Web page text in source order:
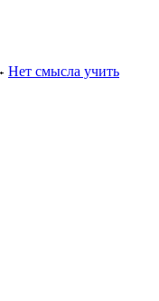
Нет смысла учить